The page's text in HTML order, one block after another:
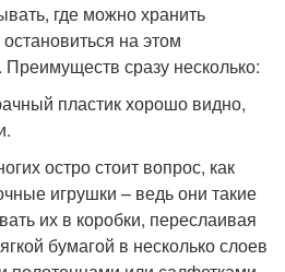
где можно хранить
на этом
сразу несколько:
пластик хорошо видно,
остро стоит вопрос, как
игрушки – ведь они такие
их в коробки, переслаивая
бумагой в несколько слоев